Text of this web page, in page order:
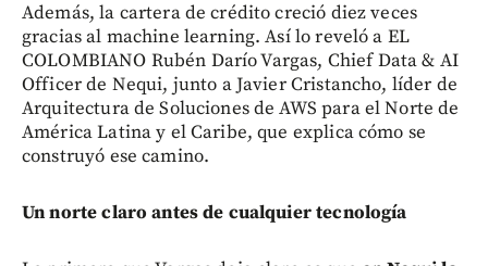
Además, la cartera de crédito creció diez veces
gracias al machine learning. Así lo reveló a EL
COLOMBIANO Rubén Darío Vargas, Chief Data & AI
Officer de Nequi, junto a Javier Cristancho, líder de
Arquitectura de Soluciones de AWS para el Norte de
América Latina y el Caribe, que explica cómo se
construyó ese camino.
Un norte claro antes de cualquier tecnología